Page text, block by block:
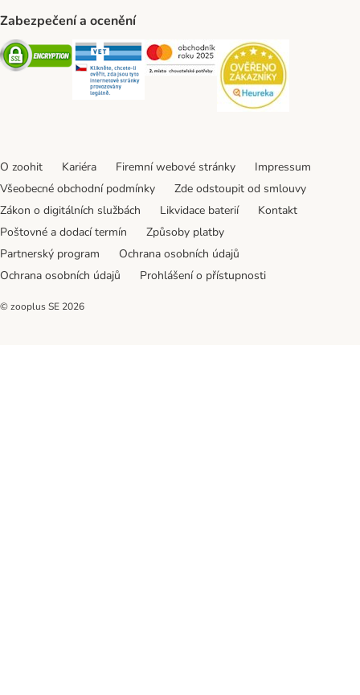
Zabezpečení a ocenění
Security Security Security
O zoohit Kariéra Firemní webové stránky
Impressum
Všeobecné obchodní podmínky
Zde odstoupit od smlouvy
Zákon o digitálních službách
Likvidace baterií
Kontakt
Poštovné a dodací termín
Způsoby platby
Partnerský program
Ochrana osobních údajů
Ochrana osobních údajů
Prohlášení o přístupnosti
© zooplus SE 2026